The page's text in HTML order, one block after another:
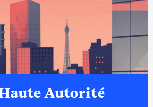
Autorité